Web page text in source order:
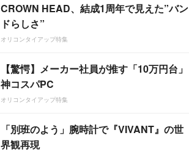
CROWN HEAD、結成1周年で見えた”バン
ドらしさ”
オリコンタイアップ特集
【驚愕】メーカー社員が推す「10万円台」
神コスパPC
オリコンタイアップ特集
「別班のよう」腕時計で『VIVANT』の世
界観再現